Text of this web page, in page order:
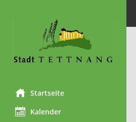
Startseite
Kalender